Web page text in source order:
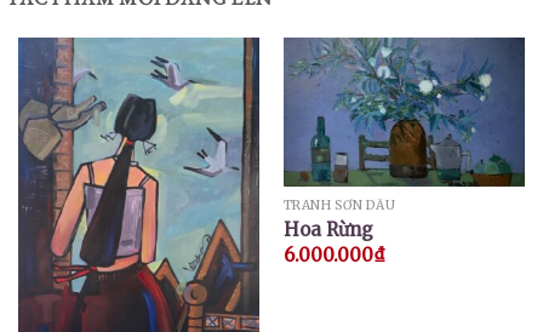
TRANH SƠN DẦU
Hoa Rừng
6.000.000₫